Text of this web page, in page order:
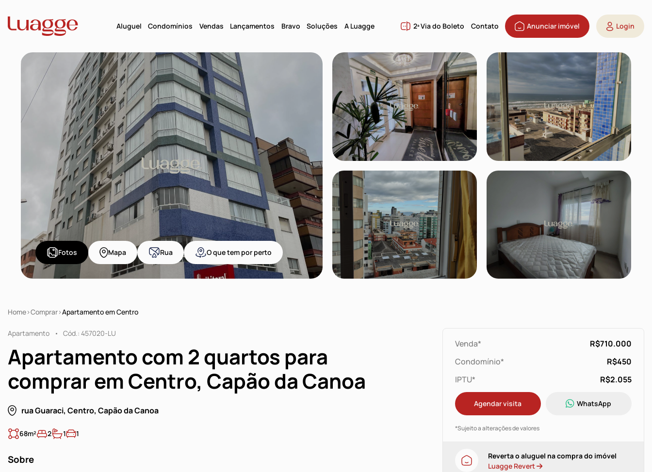
Aluguel Condomínios Vendas Lançamentos Bravo Soluções A Luagge 2ª Via do Boleto Contato Anunciar imóvel Login
Fotos Mapa Rua O que tem por perto
Home Comprar Apartamento em Centro
Apartamento Cód.: 457020-LU
Apartamento com 2 quartos para
comprar em Centro, Capão da Canoa
rua Guaraci, Centro, Capão da Canoa
68m² 2 1 1
Sobre
Venda*
R$710.000
Condomínio*
R$450
IPTU*
R$2.055
Agendar visita WhatsApp
*Sujeito a alterações de valores
Reverta o aluguel na compra do imóvel
Luagge Revert